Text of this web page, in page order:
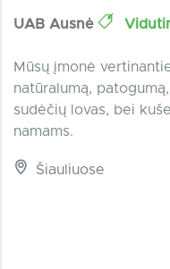
UAB Ausnė
Mūsų įmonė
natūralumą,
sudėčių lovas, bei
namams.
Šiauliuose